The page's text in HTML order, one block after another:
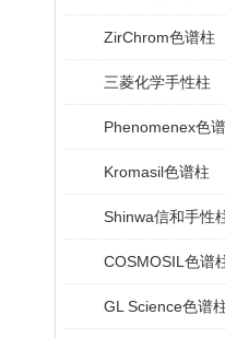
ZirChrom色谱柱
三菱化学手性柱
Phenomenex色
Kromasil色谱柱
Shinwa信和手性
COSMOSIL色谱
GL Science色谱